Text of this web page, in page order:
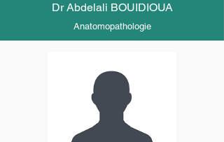
Dr Abdelali BOUIDIOUA
Anatomopathologie